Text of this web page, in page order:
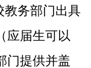
教务部门出具
应届生可以
门提供并盖